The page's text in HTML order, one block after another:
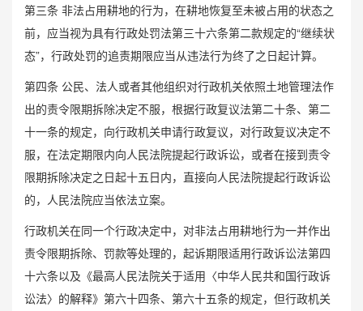
第三条 非法占用耕地的行为，在耕地恢复至未被占用的状态之
前，应当视为具有行政处罚法第三十六条第二款规定的“继续状
态”，行政处罚的追责期限应当从违法行为终了之日起计算。
第四条 公民、法人或者其他组织对行政机关依照土地管理法作
出的责令限期拆除决定不服，根据行政复议法第二十条、第二
十一条的规定，向行政机关申请行政复议，对行政复议决定不
服，在法定期限内向人民法院提起行政诉讼，或者在接到责令
限期拆除决定之日起十五日内，直接向人民法院提起行政诉讼
的，人民法院应当依法立案。
行政机关在同一个行政决定中，对非法占用耕地行为一并作出
责令限期拆除、罚款等处理的，起诉期限适用行政诉讼法第四
十六条以及《最高人民法院关于适用〈中华人民共和国行政诉
讼法〉的解释》第六十四条、第六十五条的规定，但行政机关